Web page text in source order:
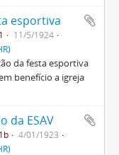
esportiva
11/5/1924
da festa esportiva
benefício a igreja
da ESAV
4/01/1923